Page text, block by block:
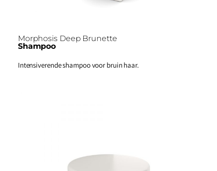
Morphosis Deep Brunette
Shampoo
Intensiverende shampoo voor bruin haar.